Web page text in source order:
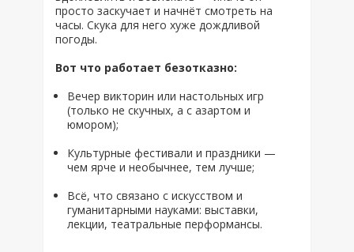
просто заскучает и начнёт смотреть на
часы. Скука для него хуже дождливой
погоды.
Вот что работает безотказно:
Вечер викторин или настольных игр
(только не скучных, а с азартом и
юмором);
Культурные фестивали и праздники —
чем ярче и необычнее, тем лучше;
Всё, что связано с искусством и
гуманитарными науками: выставки,
лекции, театральные перформансы.